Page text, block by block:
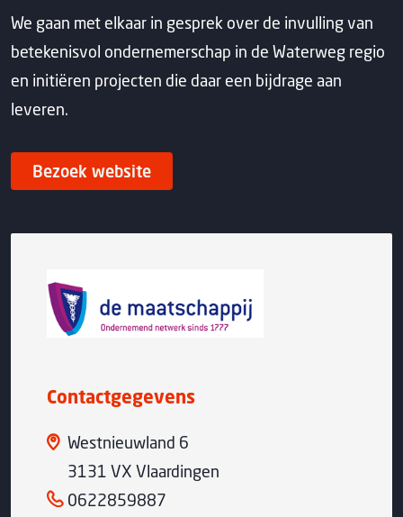
We gaan met elkaar in gesprek over de invulling van
betekenisvol ondernemerschap in de Waterweg regio
en initiëren projecten die daar een bijdrage aan
leveren.
Bezoek website
Contactgegevens
Westnieuwland 6
3131 VX Vlaardingen
0622859887